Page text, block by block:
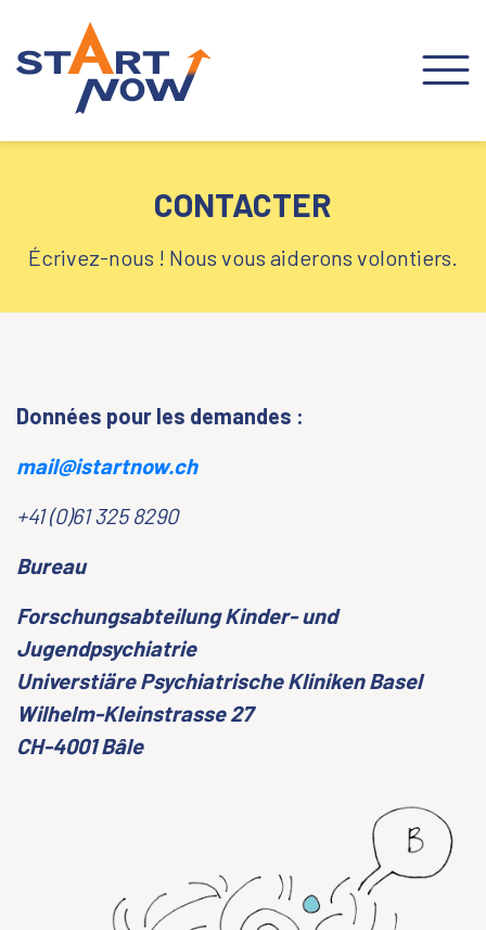
CONTACTER
Écrivez-nous ! Nous vous aiderons volontiers.
Données pour les demandes :
mail@istartnow.ch
+41 (0)61 325 8290
Bureau
Forschungsabteilung Kinder- und
Jugendpsychiatrie
Universtiäre Psychiatrische Kliniken Basel
Wilhelm-Kleinstrasse 27
CH-4001 Bâle